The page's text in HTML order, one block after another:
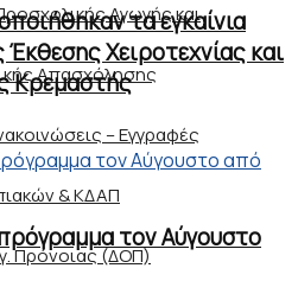
Αγωγής και
Απασχόλησης
– Εγγραφές
& ΚΔΑΠ
Πρόνοιας (ΔΟΠ)
τα εγκαίνια
Χειροτεχνίας και
Κρεμαστής
τον Αύγουστο